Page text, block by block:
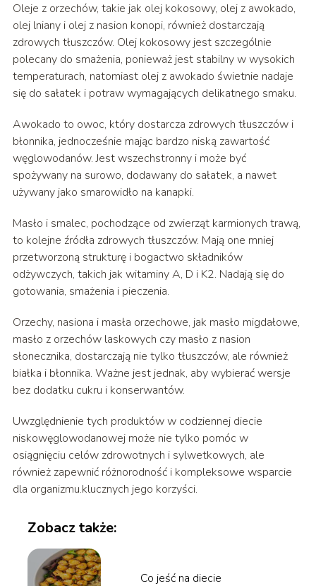
Oleje z orzechów, takie jak olej kokosowy, olej z awokado,
olej lniany i olej z nasion konopi, również dostarczają
zdrowych tłuszczów. Olej kokosowy jest szczególnie
polecany do smażenia, ponieważ jest stabilny w wysokich
temperaturach, natomiast olej z awokado świetnie nadaje
się do sałatek i potraw wymagających delikatnego smaku.
Awokado to owoc, który dostarcza zdrowych tłuszczów i
błonnika, jednocześnie mając bardzo niską zawartość
węglowodanów. Jest wszechstronny i może być
spożywany na surowo, dodawany do sałatek, a nawet
używany jako smarowidło na kanapki.
Masło i smalec, pochodzące od zwierząt karmionych trawą,
to kolejne źródła zdrowych tłuszczów. Mają one mniej
przetworzoną strukturę i bogactwo składników
odżywczych, takich jak witaminy A, D i K2. Nadają się do
gotowania, smażenia i pieczenia.
Orzechy, nasiona i masła orzechowe, jak masło migdałowe,
masło z orzechów laskowych czy masło z nasion
słonecznika, dostarczają nie tylko tłuszczów, ale również
białka i błonnika. Ważne jest jednak, aby wybierać wersje
bez dodatku cukru i konserwantów.
Uwzględnienie tych produktów w codziennej diecie
niskowęglowodanowej może nie tylko pomóc w
osiągnięciu celów zdrowotnych i sylwetkowych, ale
również zapewnić różnorodność i kompleksowe wsparcie
dla organizmu.klucznych jego korzyści.
Zobacz także:
Co jeść na diecie